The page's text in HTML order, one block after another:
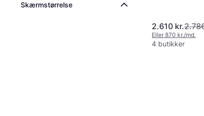
Skærmstørrelse
2.610 kr.
Eller 870 kr./md.
4 butikker